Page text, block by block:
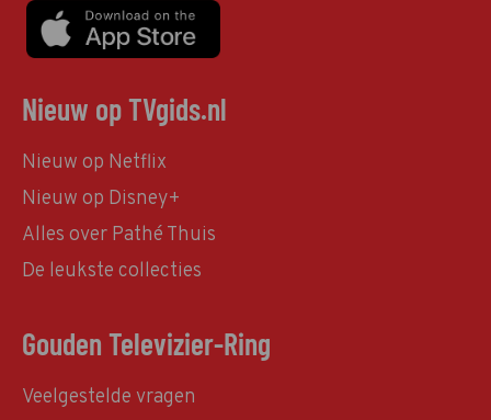
Nieuw op TVgids.nl
Nieuw op Netflix
Nieuw op Disney+
Alles over Pathé Thuis
De leukste collecties
Gouden Televizier-Ring
Veelgestelde vragen